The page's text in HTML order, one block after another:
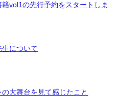
籍vol1の先行予約をスタートしま
について
大舞台を見て感じたこと